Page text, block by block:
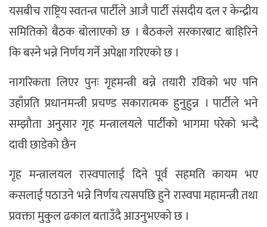
यसबीच राष्ट्रिय स्वतन्त्र पार्टीले आजै पार्टी संसदीय दल र केन्द्रीय
समितिको बैठक बोलाएको छ । बैठकले सरकारबाट बाहिरिने
कि बस्ने भन्ने निर्णय गर्ने अपेक्षा गरिएको छ ।
नागरिकता लिएर पुनः गृहमन्त्री बन्ने तयारी रविको भए पनि
उहाँप्रति प्रधानमन्त्री प्रचण्ड सकारात्मक हुनुहुन्न । पार्टीले भने
सम्झौता अनुसार गृह मन्त्रालयले पार्टीको भागमा परेको भन्दै
दावी छाडेको छैन
गृह मन्त्रालयल रास्वपालाई दिने पूर्व सहमति कायम भए
कसलाई पठाउने भन्ने निर्णय त्यसपछि हुने रास्वपा महामन्त्री तथा
प्रवक्ता मुकुल ढकाल बताउँदै आउनुभएको छ ।